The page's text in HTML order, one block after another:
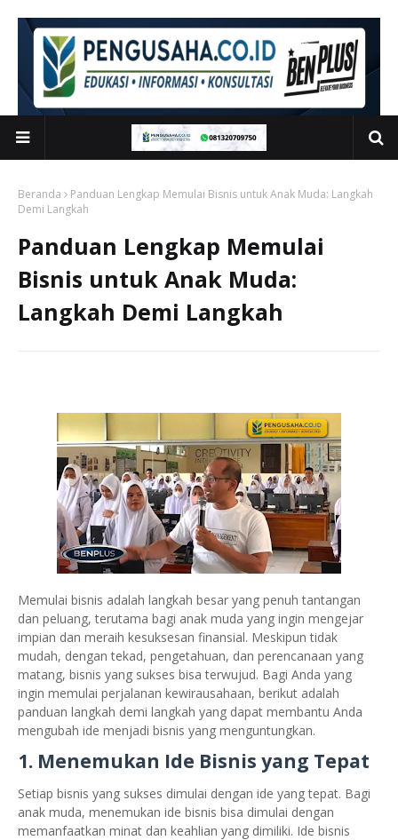
Beranda
Panduan Lengkap Memulai Bisnis untuk Anak Muda: Langkah
Demi Langkah
Panduan Lengkap Memulai
Bisnis untuk Anak Muda:
Langkah Demi Langkah
Memulai bisnis adalah langkah besar yang penuh tantangan
dan peluang, terutama bagi anak muda yang ingin mengejar
impian dan meraih kesuksesan finansial. Meskipun tidak
mudah, dengan tekad, pengetahuan, dan perencanaan yang
matang, bisnis yang sukses bisa terwujud. Bagi Anda yang
ingin memulai perjalanan kewirausahaan, berikut adalah
panduan langkah demi langkah yang dapat membantu Anda
mengubah ide menjadi bisnis yang menguntungkan.
1. Menemukan Ide Bisnis yang Tepat
Setiap bisnis yang sukses dimulai dengan ide yang tepat. Bagi
anak muda, menemukan ide bisnis bisa dimulai dengan
memanfaatkan minat dan keahlian yang dimiliki. Ide bisnis